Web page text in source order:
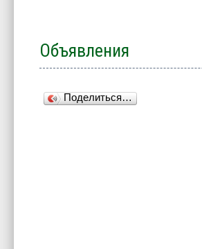
Объявления
Поделиться…